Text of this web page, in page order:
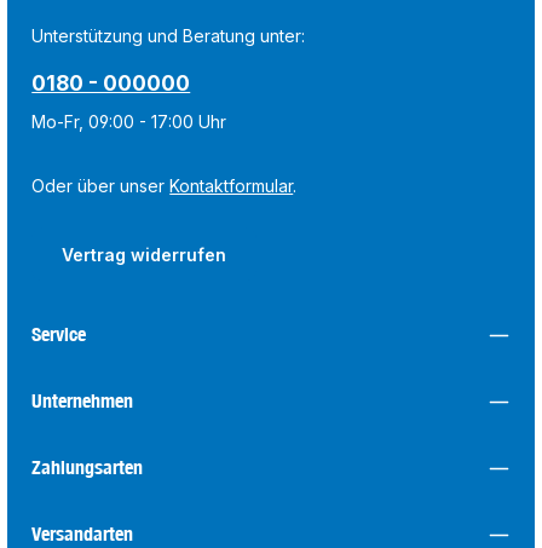
Unterstützung und Beratung unter:
0180 - 000000
Mo-Fr, 09:00 - 17:00 Uhr
Oder über unserKontaktformular.
Vertrag widerrufen
Service
Unternehmen
Zahlungsarten
Versandarten